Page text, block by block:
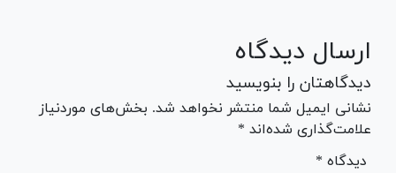
ارسال دیدگاه
دیدگاهتان را بنویسید
نشانی ایمیل شما منتشر نخواهد شد. بخش‌های موردنیاز
علامت‌گذاری شده‌اند *
* دیدگاه